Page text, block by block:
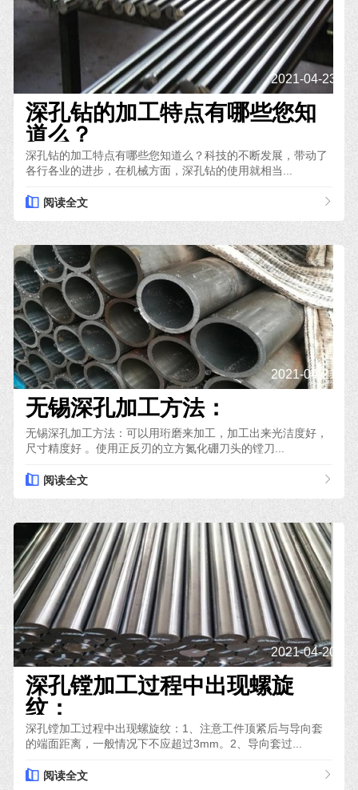
2021-04-23
深孔钻的加工特点有哪些您知
道么？
深孔钻的加工特点有哪些您知道么？科技的不断发展，带动了
各行各业的进步，在机械方面，深孔钻的使用就相当...
阅读全文
2021-04-21
无锡深孔加工方法：
无锡深孔加工方法：可以用珩磨来加工，加工出来光洁度好，
尺寸精度好 。使用正反刃的立方氮化硼刀头的镗刀...
阅读全文
2021-04-20
深孔镗加工过程中出现螺旋
纹：
深孔镗加工过程中出现螺旋纹：1、注意工件顶紧后与导向套
的端面距离，一般情况下不应超过3mm。2、导向套过...
阅读全文